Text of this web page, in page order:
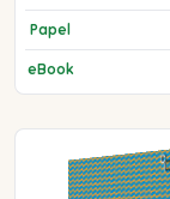
Papel
eBook